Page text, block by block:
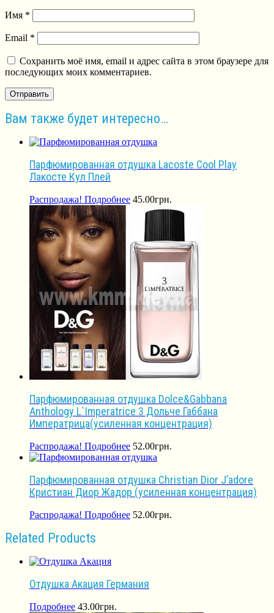
Имя *
Email *
Сохранить моё имя, email и адрес сайта в этом браузере для
последующих моих комментариев.
Вам также будет интересно…
Парфюмированная отдушка Lacoste Cool Play
Лакосте Кул Плей
Распродажа! Подробнее 45.00грн.
Парфюмированная отдушка Dolce&Gabbana
Anthology L`Imperatrice 3 Дольче Габбана
Императрица(усиленная концентрация)
Распродажа! Подробнее 52.00грн.
Парфюмированная отдушка Christian Dior J’adore
Кристиан Диор Жадор (усиленная концентрация)
Распродажа! Подробнее 52.00грн.
Related Products
Отдушка Акация Германия
Подробнее 43.00грн.